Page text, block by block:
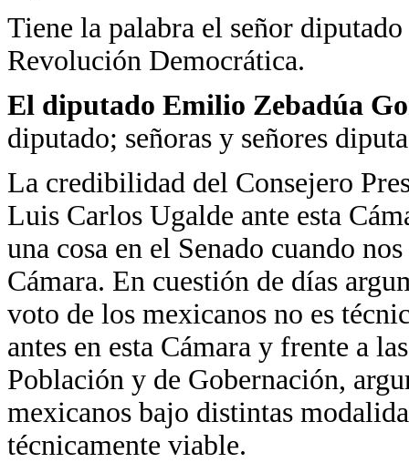
Tiene la palabra el señor
Revolución Democrática.
El diputado Emilio Zebadúa
diputado; señoras y señores
La credibilidad del Consejero
Luis Carlos Ugalde ante esta
una cosa en el Senado cuando
Cámara. En cuestión de días
voto de los mexicanos no es
antes en esta Cámara y frente a
Población y de Gobernación,
mexicanos bajo distintas
técnicamente viable.